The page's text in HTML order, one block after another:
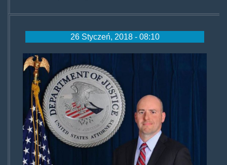
26 Styczeń, 2018 - 08:10